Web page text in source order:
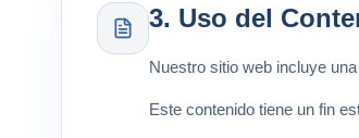
3. Uso del
Nuestro sitio web incluye
Este contenido tiene un fin